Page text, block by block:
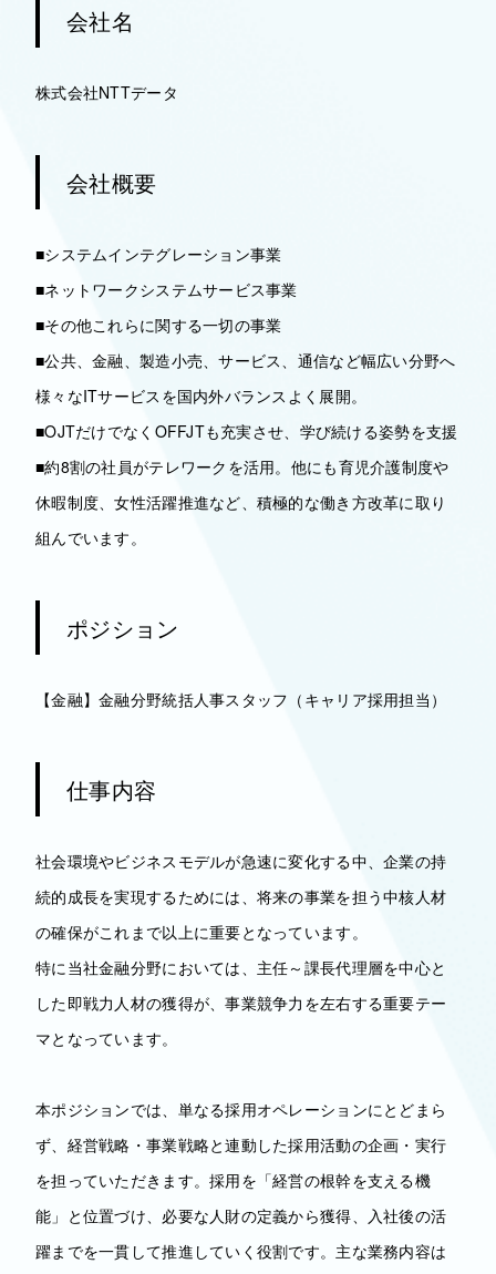
会社名
株式会社NTTデータ
会社概要
■システムインテグレーション事業
■ネットワークシステムサービス事業
■その他これらに関する一切の事業
■公共、金融、製造小売、サービス、通信など幅広い分野へ
様々なITサービスを国内外バランスよく展開。
■OJTだけでなくOFFJTも充実させ、学び続ける姿勢を支援
■約8割の社員がテレワークを活用。他にも育児介護制度や
休暇制度、女性活躍推進など、積極的な働き方改革に取り
組んでいます。
ポジション
【金融】金融分野統括人事スタッフ（キャリア採用担当）
仕事内容
社会環境やビジネスモデルが急速に変化する中、企業の持
続的成長を実現するためには、将来の事業を担う中核人材
の確保がこれまで以上に重要となっています。
特に当社金融分野においては、主任～課長代理層を中心と
した即戦力人材の獲得が、事業競争力を左右する重要テー
マとなっています。
本ポジションでは、単なる採用オペレーションにとどまら
ず、経営戦略・事業戦略と連動した採用活動の企画・実行
を担っていただきます。採用を「経営の根幹を支える機
能」と位置づけ、必要な人財の定義から獲得、入社後の活
躍までを一貫して推進していく役割です。主な業務内容は